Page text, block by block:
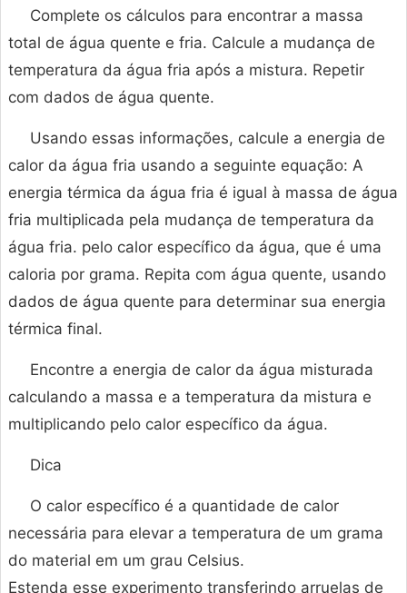
Complete os cálculos para encontrar a massa
total de água quente e fria. Calcule a mudança de
temperatura da água fria após a mistura. Repetir
com dados de água quente.
Usando essas informações, calcule a energia de
calor da água fria usando a seguinte equação: A
energia térmica da água fria é igual à massa de água
fria multiplicada pela mudança de temperatura da
água fria. pelo calor específico da água, que é uma
caloria por grama. Repita com água quente, usando
dados de água quente para determinar sua energia
térmica final.
Encontre a energia de calor da água misturada
calculando a massa e a temperatura da mistura e
multiplicando pelo calor específico da água.
Dica
O calor específico é a quantidade de calor
necessária para elevar a temperatura de um grama
do material em um grau Celsius.
Estenda esse experimento transferindo arruelas de